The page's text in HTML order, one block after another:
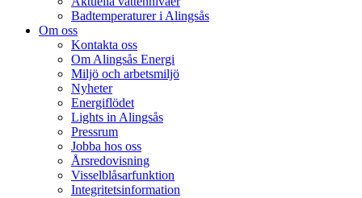
Badtemperaturer i Alingsås
Om oss
Kontakta oss
Om Alingsås Energi
Miljö och arbetsmiljö
Nyheter
Energiflödet
Lights in Alingsås
Pressrum
Jobba hos oss
Årsredovisning
Visselblåsarfunktion
Integritetsinformation